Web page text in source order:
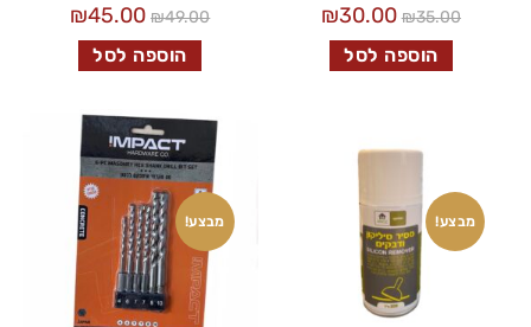
₪35.00
₪30.00
הוספה לסל
₪49.00
₪45.00
הוספה לסל
מבצע! מבצע!